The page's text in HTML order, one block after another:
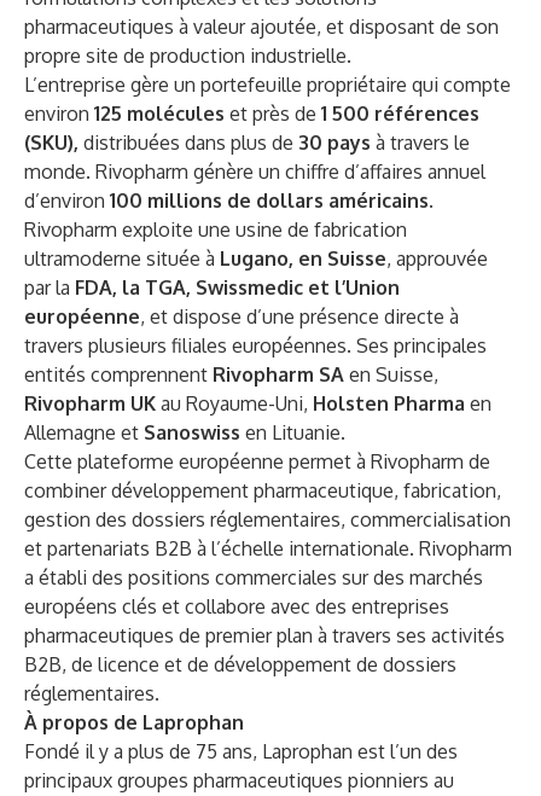
pharmaceutiques à valeur ajoutée, et disposant de son
propre site de production industrielle.
L’entreprise gère un portefeuille propriétaire qui compte
environ 125 molécules et près de 1 500 références
(SKU), distribuées dans plus de 30 pays à travers le
monde. Rivopharm génère un chiffre d’affaires annuel
d’environ 100 millions de dollars américains.
Rivopharm exploite une usine de fabrication
ultramoderne située à Lugano, en Suisse, approuvée
par la FDA, la TGA, Swissmedic et l’Union
européenne, et dispose d’une présence directe à
travers plusieurs filiales européennes. Ses principales
entités comprennent Rivopharm SA en Suisse,
Rivopharm UK au Royaume-Uni, Holsten Pharma en
Allemagne et Sanoswiss en Lituanie.
Cette plateforme européenne permet à Rivopharm de
combiner développement pharmaceutique, fabrication,
gestion des dossiers réglementaires, commercialisation
et partenariats B2B à l’échelle internationale. Rivopharm
a établi des positions commerciales sur des marchés
européens clés et collabore avec des entreprises
pharmaceutiques de premier plan à travers ses activités
B2B, de licence et de développement de dossiers
réglementaires.
À propos de Laprophan
Fondé il y a plus de 75 ans, Laprophan est l’un des
principaux groupes pharmaceutiques pionniers au